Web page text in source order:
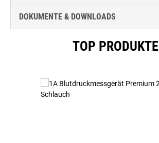
DOKUMENTE & DOWNLOADS
TOP PRODUKTE